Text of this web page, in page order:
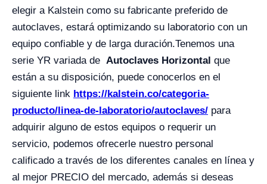
elegir a Kalstein como su fabricante preferido de
autoclaves, estará optimizando su laboratorio con un
equipo confiable y de larga duración.Tenemos una
serie YR variada de Autoclaves Horizontal que
están a su disposición, puede conocerlos en el
siguiente link https://kalstein.co/categoria-
producto/linea-de-laboratorio/autoclaves/ para
adquirir alguno de estos equipos o requerir un
servicio, podemos ofrecerle nuestro personal
calificado a través de los diferentes canales en línea y
al mejor PRECIO del mercado, además si deseas